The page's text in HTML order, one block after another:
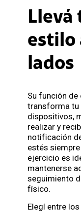
Llevá
estilo
lados
Su función
transforma tu
dispositivos,
realizar y
notificación
estés
ejercicio es
mantenerse
seguimiento
físico.
Elegí entre